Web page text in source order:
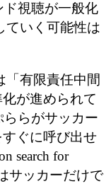
ド視聴が一般化
ていく可能性は
「有限責任中間
が進められて
らがサッカー
ぐに呼び出せ
search for
サッカーだけで